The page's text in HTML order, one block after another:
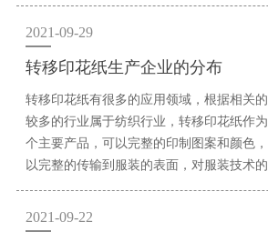
2021-09-29
转移印花纸生产企业的分布
转移印花纸有很多的应用领域，根据相关
较多的行业属于纺织行业，转移印花纸作
个主要产品，可以完整的印制图案和颜色
以完整的传输到服装的表面，对服装技术
2021-09-22